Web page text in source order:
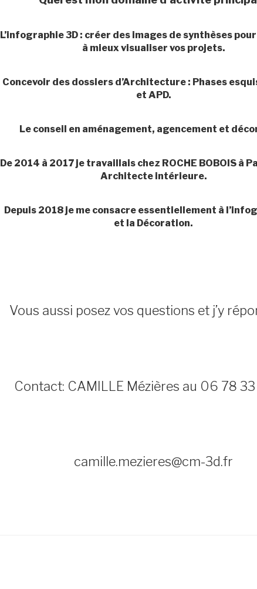
L’infographie 3D : créer des images de synthèses
à mieux visualiser vos projets.
Concevoir des dossiers d’Architecture : Phases
et APD.
Le conseil en aménagement, agencement et
De 2014 à 2017 je travaillais chez ROCHE BOBOIS à
Architecte intérieure.
Depuis 2018 je me consacre essentiellement à
et la Décoration.
Vous aussi posez vos questions et j’y
Contact: CAMILLE Mézières au 06 78
camille.mezieres@cm-3d.fr